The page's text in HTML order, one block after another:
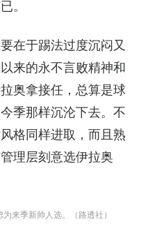
。
在于踢法过度沉闷又
来的永不言败精神和
奥拿接任，总算是球
季那样沉沦下去。不
格同样进取，而且熟
理层刻意选伊拉奥
来季新帅人选。（路透社）